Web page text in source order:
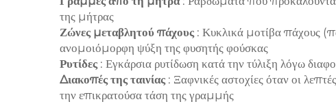
της μήτρας
Ζώνες μεταβλητού πάχους : Κυκλικά μοτίβα πάχους
ανομοιόμορφη ψύξη της φυσητής φούσκας
Ρυτίδες : Εγκάρσια ρυτίδωση κατά την τύλιξη λόγω
Διακοπές της ταινίας : Ξαφνικές αστοχίες όταν οι
την επικρατούσα τάση της γραμμής